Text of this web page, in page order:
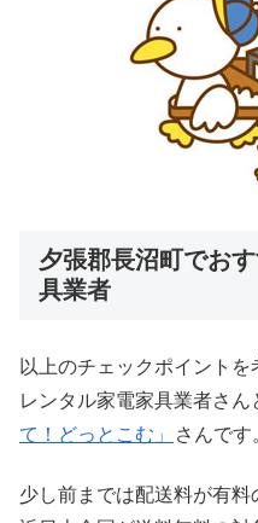
夕張郡長沼町でお
具業者
以上のチェックポイント
レンタル家電家具業者さ
て！どっとこむ」
さんです
少し前までは配送料が有